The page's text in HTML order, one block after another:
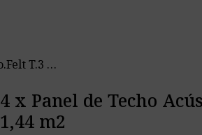
4 x Panel de Techo Acústico Pro.Felt T.3 ~ 1,44 m2
4 x Panel de Techo
1,44 m2